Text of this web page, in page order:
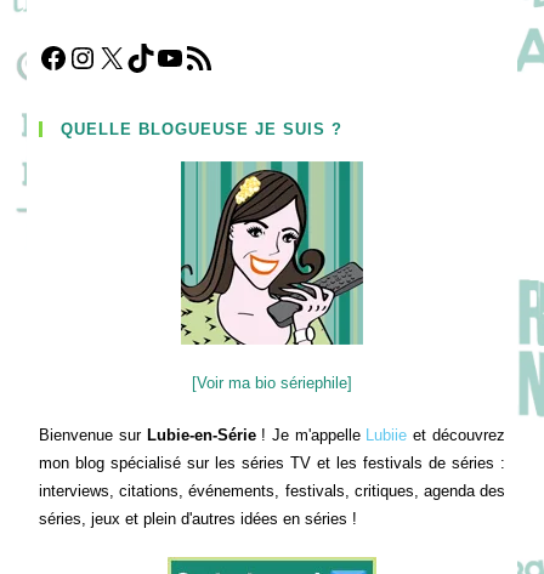
Facebook
Instagram
X TikTokYouTube
Flux RSS
QUELLE BLOGUEUSE JE SUIS ?
[Voir ma bio sériephile]
Bienvenue sur Lubie-en-Série! Je m'appelle Lubiie et découvrez
mon blog spécialisé sur les séries TV et les festivals de séries :
interviews, citations, événements, festivals, critiques, agenda des
séries, jeux et plein d'autres idées en séries !